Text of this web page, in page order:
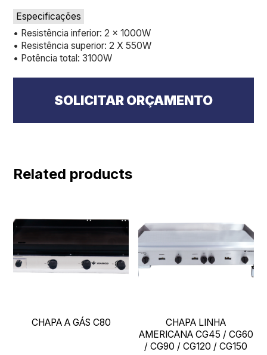
Especificações
• Resistência inferior: 2 x 1000W
• Resistência superior: 2 X 550W
• Potência total: 3100W
SOLICITAR ORÇAMENTO
Related products
CHAPA A GÁS C80
CHAPA LINHA
AMERICANA CG45 / CG60
/ CG90 / CG120 / CG150